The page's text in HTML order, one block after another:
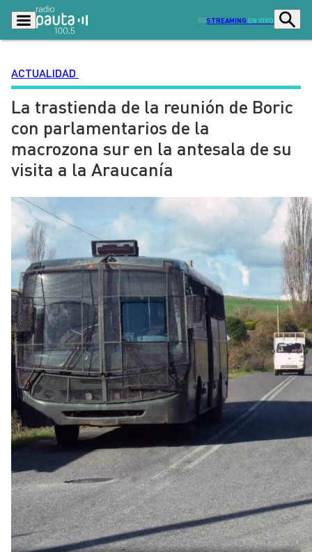
STREAMING EN VIVO
Podcasts Programas
Lo Último
Ciudad Economía
Tendencias Deportes
Entretención y Cultura Opinión
Dato en Pauta Señal 2
Contenido Patrocinado
ACTUALIDAD
La trastienda de la reunión de Boric
con parlamentarios de la
macrozona sur en la antesala de su
visita a la Araucanía